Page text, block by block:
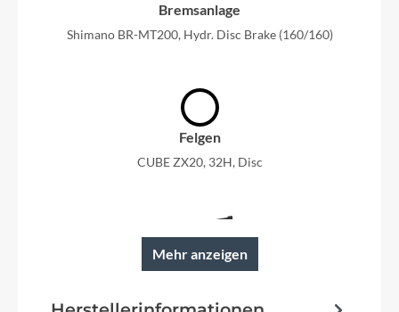
Bremsanlage
Shimano BR-MT200, Hydr. Disc Brake (160/160)
Felgen
CUBE ZX20, 32H, Disc
Rahmen
Mehr anzeigen